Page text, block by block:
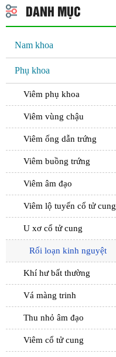
DANH MỤC
Nam khoa
Phụ khoa
Viêm phụ khoa
Viêm vùng chậu
Viêm ống dẫn trứng
Viêm buồng trứng
Viêm âm đạo
Viêm lộ tuyến cổ tử cung
U xơ cổ tử cung
Rối loạn kinh nguyệt
Khí hư bất thường
Vá màng trinh
Thu nhỏ âm đạo
Viêm cổ tử cung